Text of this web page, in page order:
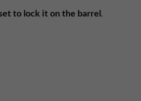
to lock it on the barrel .